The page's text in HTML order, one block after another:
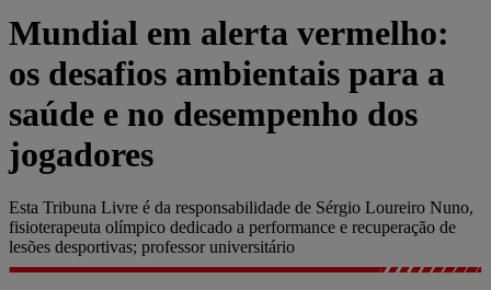
Mundial em alerta vermelho:
os desafios ambientais para a
saúde e no desempenho dos
jogadores
Esta Tribuna Livre é da responsabilidade de Sérgio Loureiro Nuno,
fisioterapeuta olímpico dedicado a performance e recuperação de
lesões desportivas; professor universitário